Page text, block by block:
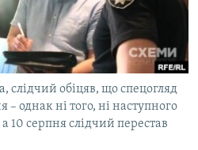
слідчий обіцяв, що спецогляд
– однак ні того, ні наступного
10 серпня слідчий перестав